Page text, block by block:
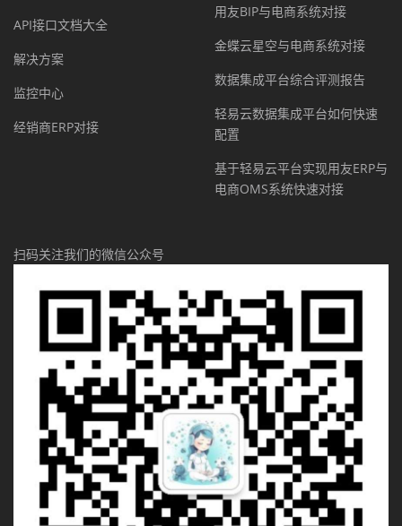
API接口文档大全
解决方案
监控中心
经销商ERP对接
用友BIP与电商系统对接
金蝶云星空与电商系统对接
数据集成平台综合评测报告
轻易云数据集成平台如何快速
配置
基于轻易云平台实现用友ERP与
电商OMS系统快速对接
扫码关注我们的微信公众号